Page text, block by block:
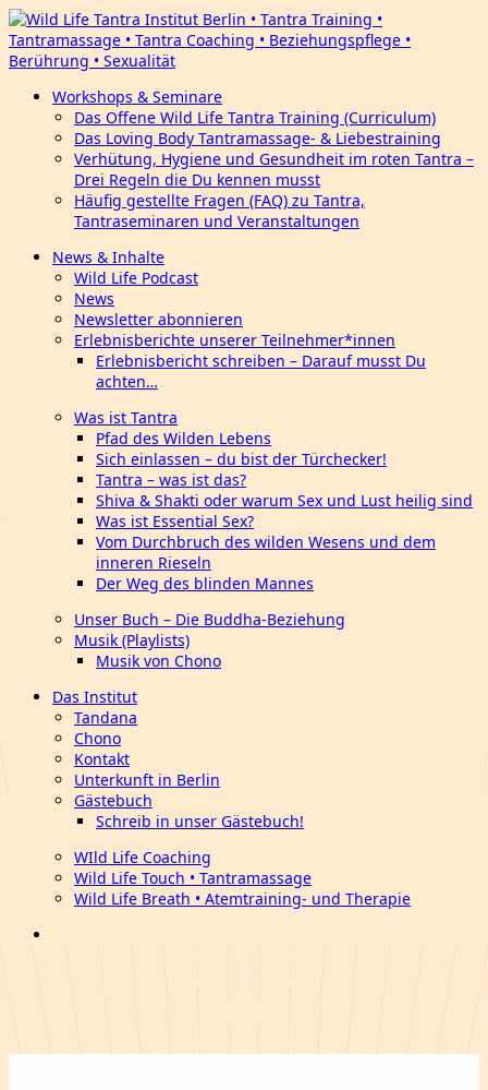
Workshops & Seminare
Das Offene Wild Life Tantra Training (Curriculum)
Das Loving Body Tantramassage- & Liebestraining
Verhütung, Hygiene und Gesundheit im roten Tantra –
Drei Regeln die Du kennen musst
Häufig gestellte Fragen (FAQ) zu Tantra,
Tantraseminaren und Veranstaltungen
News & Inhalte
Wild Life Podcast
News
Newsletter abonnieren
Erlebnisberichte unserer Teilnehmer*innen
Erlebnisbericht schreiben – Darauf musst Du
achten…
Was ist Tantra
Pfad des Wilden Lebens
Sich einlassen – du bist der Türchecker!
Tantra – was ist das?
Shiva & Shakti oder warum Sex und Lust heilig sind
Was ist Essential Sex?
Vom Durchbruch des wilden Wesens und dem
inneren Rieseln
Der Weg des blinden Mannes
Unser Buch – Die Buddha-Beziehung
Musik (Playlists)
Musik von Chono
Das Institut
Tandana
Chono
Kontakt
Unterkunft in Berlin
Gästebuch
Schreib in unser Gästebuch!
WIld Life Coaching
Wild Life Touch • Tantramassage
Wild Life Breath • Atemtraining- und Therapie